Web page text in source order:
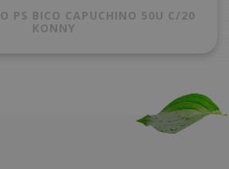
PS BICO CAPUCHINO 50U C/20
KONNY